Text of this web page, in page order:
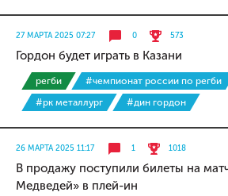
27 МАРТА 2025 07:27 0 573
Гордон будет играть в Казани
регби #чемпионат россии по регби
#рк металлург
#дин гордон
26 МАРТА 2025 11:17 1 1018
В продажу поступили билеты на
Медведей» в плей-ин